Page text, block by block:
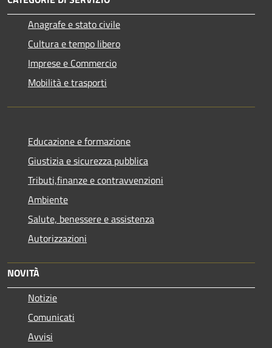
Anagrafe e stato civile
Cultura e tempo libero
Imprese e Commercio
Mobilità e trasporti
Educazione e formazione
Giustizia e sicurezza pubblica
Tributi,finanze e contravvenzioni
Ambiente
Salute, benessere e assistenza
Autorizzazioni
NOVITÀ
Notizie
Comunicati
Avvisi